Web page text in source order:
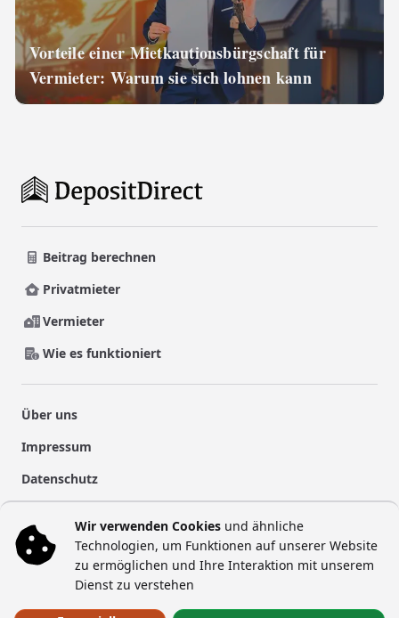
Wir verwenden Cookies und ähnliche
Technologien, um Funktionen auf unserer Website
zu ermöglichen und Ihre Interaktion mit unserem
Dienst zu verstehen
Vorteile einer Mietkautionsbürgschaft für
Vermieter: Warum sie sich lohnen kann
Beitrag berechnen
Privatmieter
Vermieter
Wie es funktioniert
Über uns
Impressum
Datenschutz
Vertrag widerrufen
Blog